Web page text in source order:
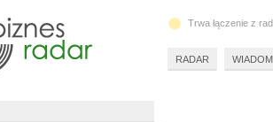
Trwa łączenie z
RADAR